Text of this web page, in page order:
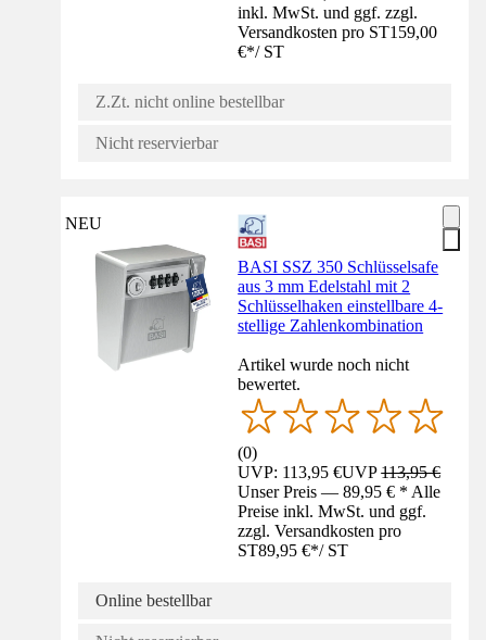
inkl. MwSt. und ggf. zzgl.
Versandkosten pro ST159,00
€*/ ST
Z.Zt. nicht online bestellbar
Nicht reservierbar
NEU
BASI SSZ 350 Schlüsselsafe
aus 3 mm Edelstahl mit 2
Schlüsselhaken einstellbare 4-
stellige Zahlenkombination
Artikel wurde noch nicht
bewertet.
(0)
UVP: 113,95 €UVP113,95 €
Unser Preis — 89,95 € * Alle
Preise inkl. MwSt. und ggf.
zzgl. Versandkosten pro
ST89,95 €*/ ST
Online bestellbar